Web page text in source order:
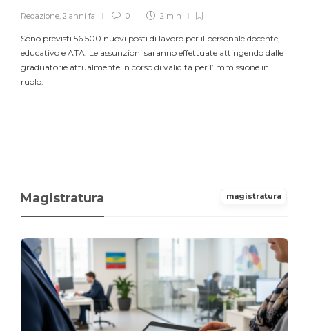
Redazione 2 anni fa 0 2 min
Sono previsti 56.500 nuovi posti di lavoro per il personale docente,
educativo e ATA. Le assunzioni saranno effettuate attingendo dalle
graduatorie attualmente in corso di validità per l’immissione in
ruolo.
Magistratura magistratura